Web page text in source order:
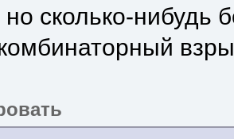
но сколько-нибудь